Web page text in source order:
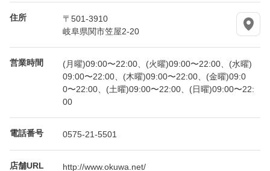
住所
〒501-3910
岐阜県関市笠屋2-20
営業時間
(月曜)09:00〜22:00、(火曜)09:00〜22:00、(水曜)
09:00〜22:00、(木曜)09:00〜22:00、(金曜)09:0
0〜22:00、(土曜)09:00〜22:00、(日曜)09:00〜22:
00
電話番号 0575-21-5501
店舗URL http://www.okuwa.net/